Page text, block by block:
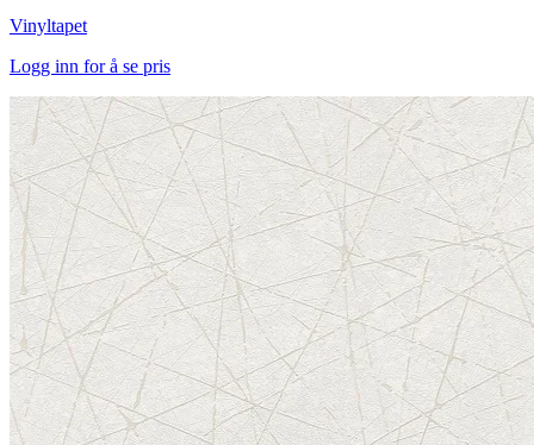
Vinyltapet
Logg inn for å se pris